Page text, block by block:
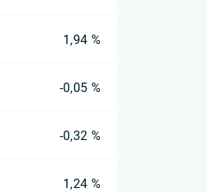
1,94 %
-0,05 %
-0,32 %
1,24 %